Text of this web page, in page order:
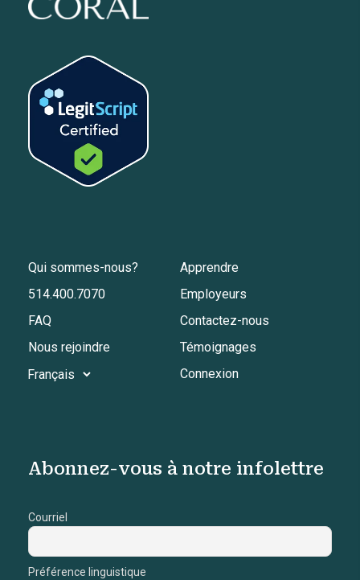
Qui sommes-nous?
Apprendre
514.400.7070
Employeurs
FAQ
Contactez-nous
Nous rejoindre
Témoignages
Connexion
Abonnez-vous à notre infolettre
Courriel
Préférence linguistique